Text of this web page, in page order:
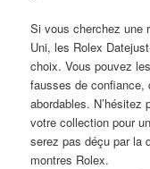
Si vous cherchez une
Uni, les Rolex
choix. Vous pouvez
fausses de confiance,
abordables.
votre collection pour
serez pas déçu par la
montres Rolex.